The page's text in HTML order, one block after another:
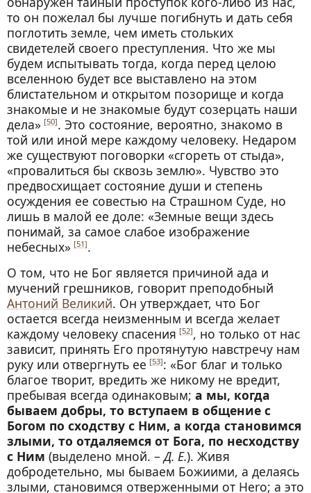
то он пожелал бы лучше погибнуть и дать себя
поглотить земле, чем иметь стольких
свидетелей своего преступления. Что же мы
будем испытывать тогда, когда перед целою
вселенною будет все выставлено на этом
блистательном и открытом позорище и когда
знакомые и не знакомые будут созерцать наши
дела» [50]. Это состояние, вероятно, знакомо в
той или иной мере каждому человеку. Недаром
же существуют поговорки «сгореть от стыда»,
«провалиться бы сквозь землю». Чувство это
предвосхищает состояние души и степень
осуждения ее совестью на Страшном Суде, но
лишь в малой ее доле: «Земные вещи здесь
понимай, за самое слабое изображение
небесных» [51].
О том, что не Бог является причиной ада и
мучений грешников, говорит преподобный
Антоний Великий. Он утверждает, что Бог
остается всегда неизменным и всегда желает
каждому человеку спасения [52], но только от нас
зависит, принять Его протянутую навстречу нам
руку или отвергнуть ее [53]: «Бог благ и только
благое творит, вредить же никому не вредит,
пребывая всегда одинаковым; а мы, когда
бываем добры, то вступаем в общение с
Богом по сходству с Ним, а когда становимся
злыми, то отдаляемся от Бога, по несходству
с Ним (выделено мной. –Д. Е.). Живя
добродетельно, мы бываем Божиими, а делаясь
злыми, становимся отверженными от Hero; а это